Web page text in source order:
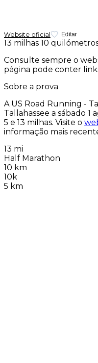
Website oficial Editar
13 milhas 10
Consulte sempre o
página pode conter
Sobre a prova
A US Road Running -
Tallahassee a sábado 1
5 e 13 milhas. Visite o
informação mais
13 mi
Half Marathon
10 km
10k
5 km